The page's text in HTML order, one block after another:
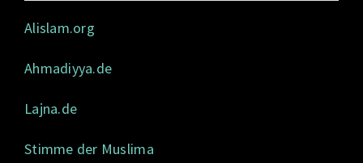
Alislam.org
Ahmadiyya.de
Lajna.de
Stimme der Muslima